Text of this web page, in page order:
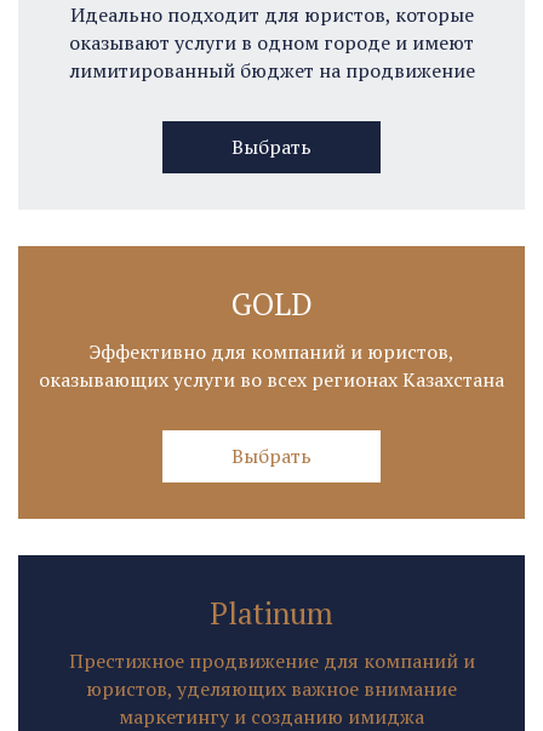
Идеально подходит для юристов, которые
оказывают услуги в одном городе и имеют
лимитированный бюджет на продвижение
Выбрать
GOLD
Эффективно для компаний и юристов,
оказывающих услуги во всех регионах Казахстана
Выбрать
Platinum
Престижное продвижение для компаний и
юристов, уделяющих важное внимание
маркетингу и созданию имиджа